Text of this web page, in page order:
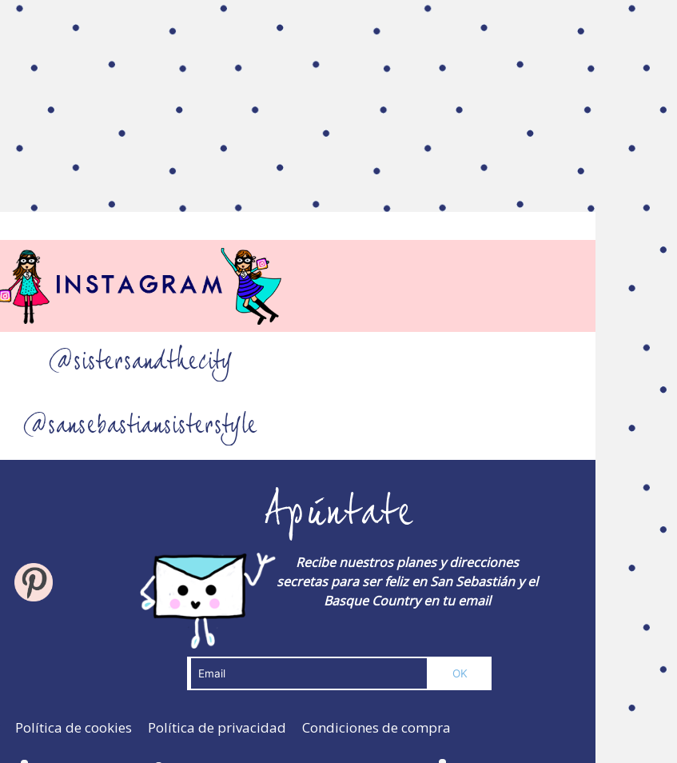
@sistersandthecity
@sansebastiansisterstyle
Apúntate
Recibe nuestros planes y direcciones
secretas para ser feliz en San Sebastián y el
Basque Country en tu email
Política de cookies Política de privacidad Condiciones de compra